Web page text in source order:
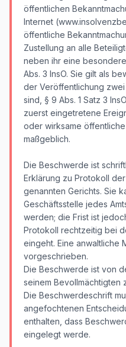
öffentlichen
Internet
öffentliche
Zustellung an alle
neben ihr eine
Abs. 3 InsO. Sie gilt als
der Veröffentlichung
sind, § 9 Abs. 1 Satz 3
zuerst eingetretene
oder wirksame
maßgeblich.
Die Beschwerde ist
Erklärung zu Protokoll
genannten Gerichts. Sie
Geschäftsstelle jedes
werden; die Frist ist
Protokoll rechtzeitig bei
eingeht. Eine anwaltliche
vorgeschrieben.
Die Beschwerde ist von
seinem Bevollmächtigten
Die Beschwerdeschrift
angefochtenen
enthalten, dass
eingelegt werde.